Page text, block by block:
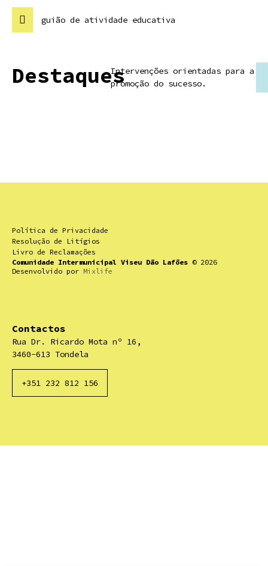
guião de atividade educativa
DestaquesIntervenções orientadas para a
promoção do sucesso.
Política de Privacidade
Resolução de Litígios
Livro de Reclamações
Comunidade Intermunicipal Viseu Dão Lafões © 2026
Desenvolvido por Mixlife
Contactos
Rua Dr. Ricardo Mota nº 16,
3460-613 Tondela
+351 232 812 156